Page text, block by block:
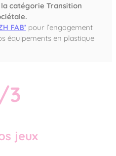
catégorie Transition
FAB’ pour l’engagement
équipements en plastique
3
jeux